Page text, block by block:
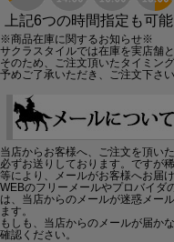
上記6つの時間指定も可能
※商品在庫に関するお知らせ※
サクラスタイルでは在庫を実店舗
そのため、ご注文頂いたタイミン
予めご了承いただき、ご注文下さ
当店からお客様へ、ご注文を頂い
必ずお送りしております。ですが
等により、メールがお客様へお届
WEBのフリーメールやプロバイダ
は、当店からのメールが迷惑メー
ます。
もしも、当店からのメールが届か
確認ください。